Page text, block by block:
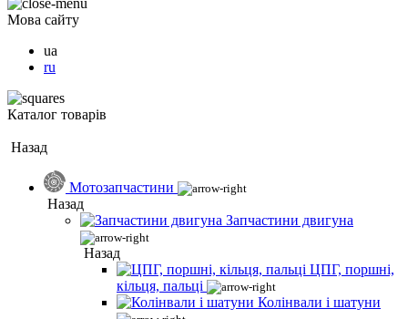
Мова сайту
ua
ru
Каталог товарів
Назад
Мотозапчастини
Назад
Запчастини двигуна
Назад
ЦПГ, поршні,
кільця, пальці
Колінвали і шатуни